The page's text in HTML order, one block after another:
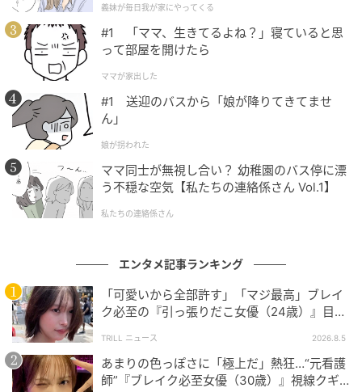
を幸せな気持ちにした真島さん。今後の活躍にも期待
したいですね！
画像提供
この投稿をInstagramで見る
が】
義妹が毎日我が家にやってくる
#1 「ママ、生きてるよね？」寝ていると思
って部屋を開けたら
ママが家出した
#1 送迎のバスから「娘が降りてきてませ
ん」
娘が拐われた
ママ同士が無視し合い？ 幼稚園のバス停に漂
う不穏な空気【私たちの連絡係さん Vol.1】
私たちの連絡係さん
エンタメ記事ランキング
「可愛いから全部許す」「マジ最高」ブレイ
ク必至の『引っ張りだこ女優（24歳）』目が
TRILL ニュース 2026.8.5
あまりの色っぽさに「極上だ」熱狂…“元看護
師”『ブレイク必至女優（30歳）』視線クギ